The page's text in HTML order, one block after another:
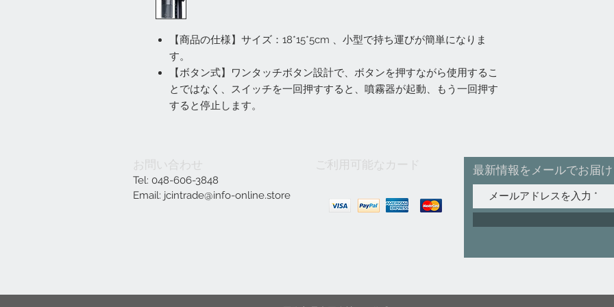
【商品の仕様】サイズ：18*15*5cm 、小型で持ち運びが簡単になりま
す。
【ボタン式】ワンタッチボタン設計で、ボタンを押すながら使用するこ
とではなく、スイッチを一回押すすると、噴霧器が起動、もう一回押す
すると停止します。
お問い合わせ
Tel: 048-606-3848
Email: jcintrade@info-online.store
ご利用可能なカード 最新情報をメールでお届